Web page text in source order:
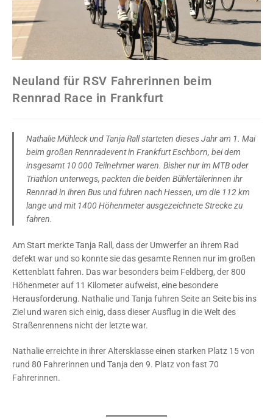
Neuland für RSV Fahrerinnen beim
Rennrad Race in Frankfurt
Nathalie Mühleck und Tanja Rall starteten dieses Jahr am 1. Mai
beim großen Rennradevent in Frankfurt Eschborn, bei dem
insgesamt 10 000 Teilnehmer waren. Bisher nur im MTB oder
Triathlon unterwegs, packten die beiden Bühlertälerinnen ihr
Rennrad in ihren Bus und fuhren nach Hessen, um die 112 km
lange und mit 1400 Höhenmeter ausgezeichnete Strecke zu
fahren.
Am Start merkte Tanja Rall, dass der Umwerfer an ihrem Rad
defekt war und so konnte sie das gesamte Rennen nur im großen
Kettenblatt fahren. Das war besonders beim Feldberg, der 800
Höhenmeter auf 11 Kilometer aufweist, eine besondere
Herausforderung. Nathalie und Tanja fuhren Seite an Seite bis ins
Ziel und waren sich einig, dass dieser Ausflug in die Welt des
Straßenrennens nicht der letzte war.
Nathalie erreichte in ihrer Altersklasse einen starken Platz 15 von
rund 80 Fahrerinnen und Tanja den 9. Platz von fast 70
Fahrerinnen.